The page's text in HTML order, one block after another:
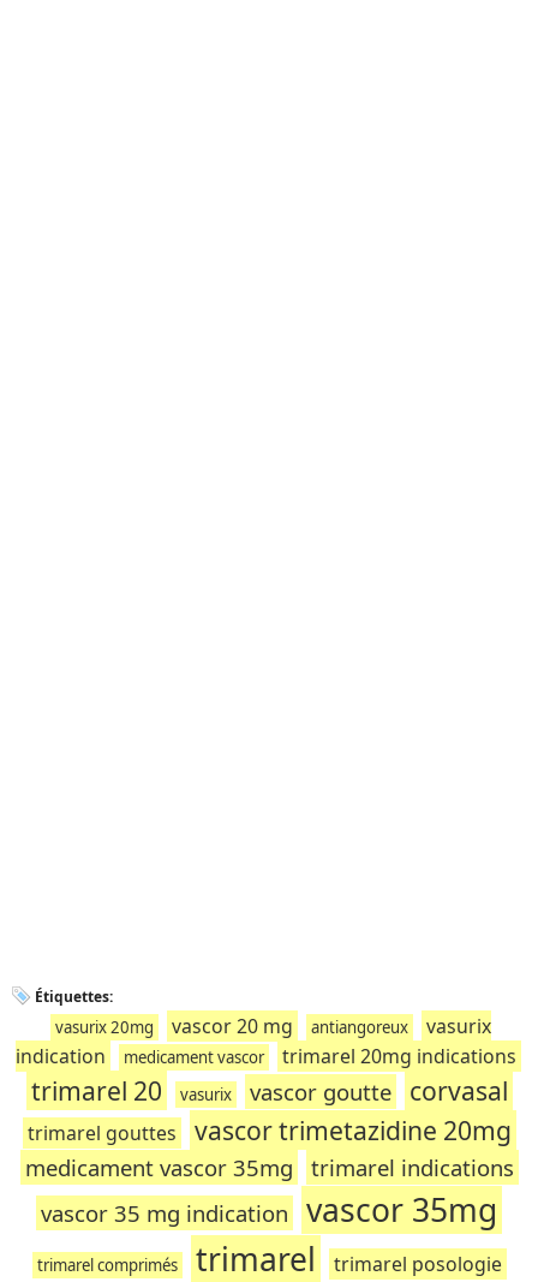
Étiquettes:
vasurix 20mg vascor 20 mg antiangoreux
vasurix
indication
medicament vascor trimarel 20mg indications
trimarel 20 vasurix vascor goutte corvasal
trimarel gouttes vascor trimetazidine 20mg
medicament vascor 35mg
trimarel indications
vascor 35 mg indication
vascor 35mg
trimarel comprimés trimarel trimarel posologie